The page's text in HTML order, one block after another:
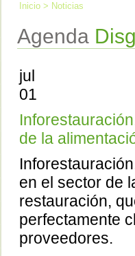
Inicio > Noticias
Agenda
jul
01
de la
en el sector de
restauración,
perfectamente
proveedores.